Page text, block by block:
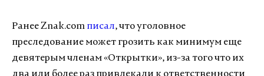
Ранее Znak.com писал, что уголовное
преследование может грозить как минимум еще
девятерым членам «Открытки», из-за того что их